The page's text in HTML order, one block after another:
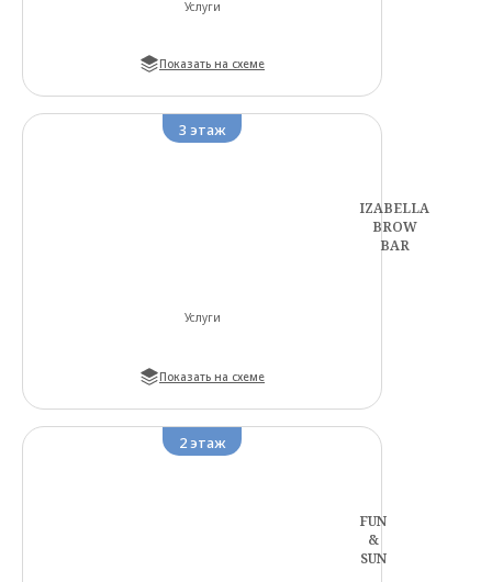
Услуги
Показать на схеме
3 этаж
IZABELLA
BROW
BAR
Услуги
Показать на схеме
2этаж
FUN
&
SUN